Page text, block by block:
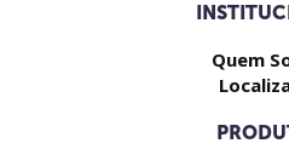
Quem